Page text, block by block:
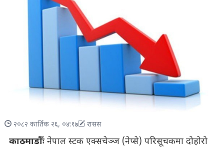
२०८२ कार्तिक २६, ०४:१७ रासस
काठमाडौँःनेपाल स्टक एक्सचेञ्ज (नेप्से) परिसूचकमा दोहोरो